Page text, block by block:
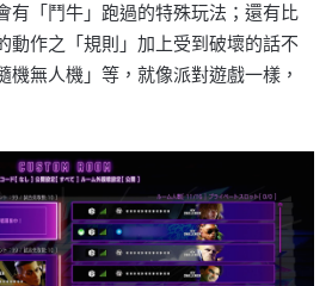
有「鬥牛」跑過的特殊玩法；還有比
動作之「規則」加上受到破壞的話不
機無人機」等，就像派對遊戲一樣，